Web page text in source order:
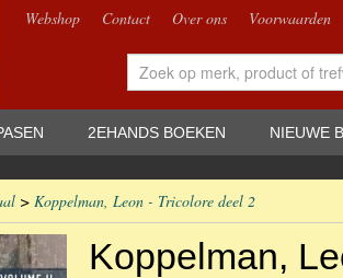
Webshop Contact Over ons Voorwaarden
2EHANDS BOEKEN NIEUWE
> Koppelman, Leon - Tricolore deel 2
Koppelman,